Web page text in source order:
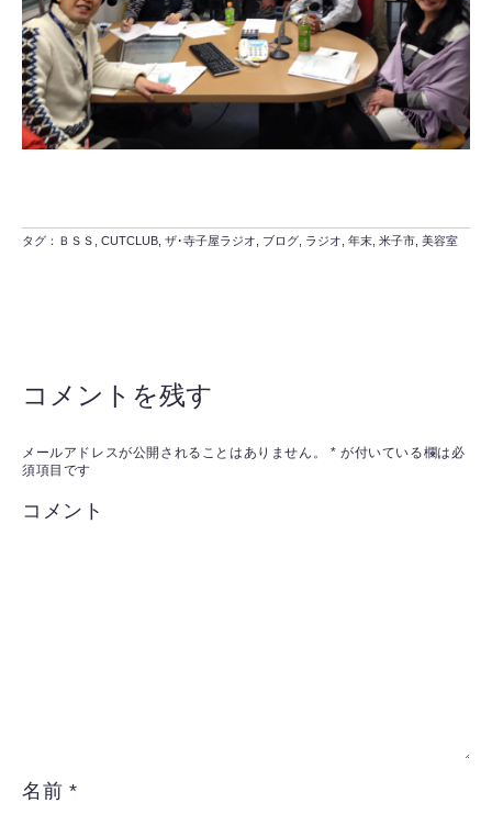
タグ： ＢＳＳ CUTCLUB ザ･寺子屋ラジオ ブログ ラジオ 年末 米子市 美容室
コメントを残す
メールアドレスが公開されることはありません。 * が付いている欄は必
須項目です
コメント
名前 *